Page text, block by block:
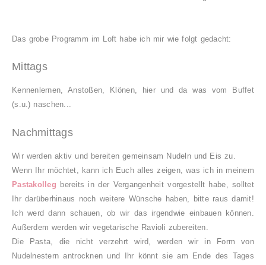
Das grobe Programm im Loft habe ich mir wie folgt gedacht:
Mittags
Kennenlernen, Anstoßen, Klönen, hier und da was vom Buffet
(s.u.) naschen...
Nachmittags
Wir werden aktiv und bereiten gemeinsam Nudeln und Eis zu.
Wenn Ihr möchtet, kann ich Euchalles zeigen, was ich in meinem
Pastakolleg bereits in der Vergangenheit vorgestellt habe, solltet
Ihr darüberhinaus noch weitere Wünsche haben, bitte raus damit!
Ich werd dann schauen, ob wir das irgendwie einbauen können.
Außerdem werden wirvegetarische Ravioli zubereiten.
Die Pasta, die nicht verzehrt wird, werden wir in Form von
Nudelnestern antrocknen und Ihr könnt sieam Ende des Tages